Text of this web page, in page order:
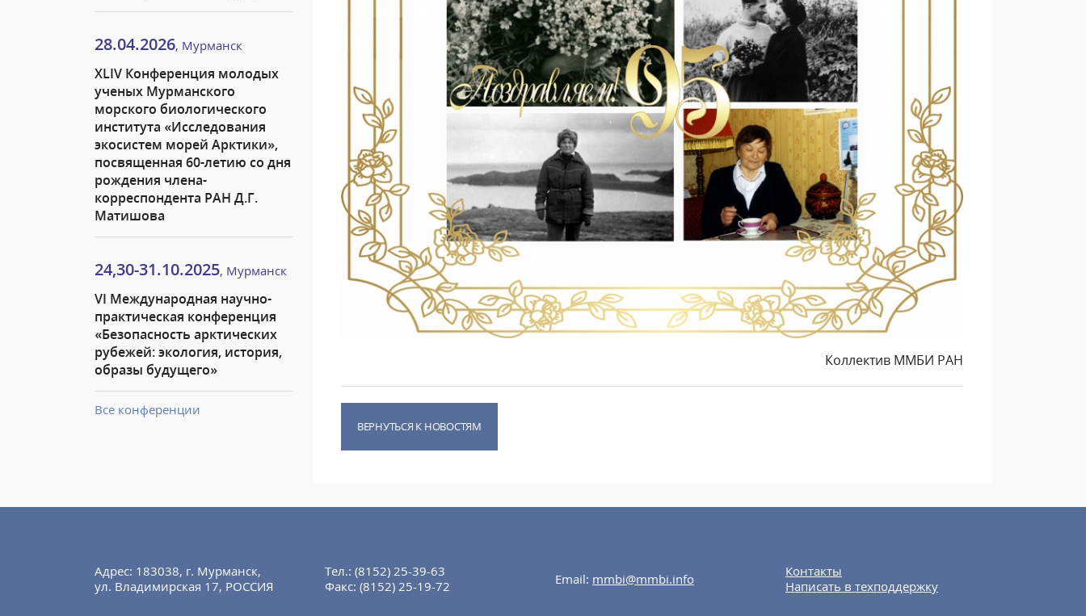
28.04.2026, Мурманск
XLIV Конференция молодых
ученых Мурманского
морского биологического
института «Исследования
экосистем морей Арктики»,
посвященная 60-летию со дня
рождения члена-
корреспондента РАН Д.Г.
Матишова
24,30-31.10.2025, Мурманск
VI Международная научно-
практическая конференция
«Безопасность арктических
рубежей: экология, история,
образы будущего»
Все конференции
Коллектив ММБИ РАН
ВЕРНУТЬСЯ К НОВОСТЯМ
Адрес: 183038, г. Мурманск,
ул. Владимирская 17, РОССИЯ
Тел.: (8152) 25-39-63
Факс: (8152) 25-19-72 Email: mmbi@mmbi.info
Контакты
Написать в техподдержку